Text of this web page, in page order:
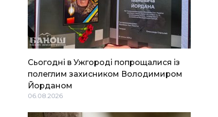
Сьогодні в Ужгороді попрощалися із
полеглим захисником Володимиром
Йорданом
06.08.2026